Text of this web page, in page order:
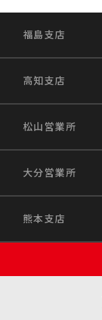
福島支店
高知支店
松山営業所
大分営業所
熊本支店